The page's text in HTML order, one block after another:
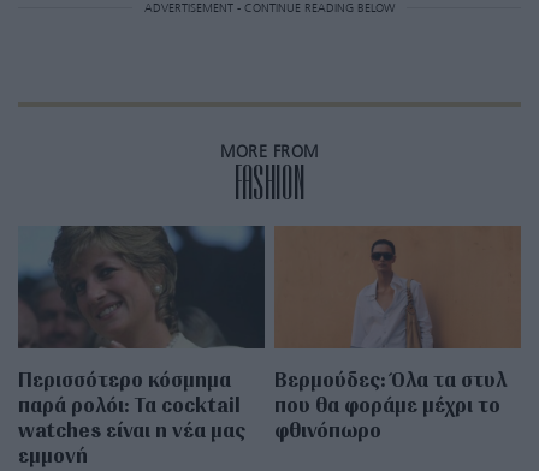
ADVERTISEMENT - CONTINUE READING BELOW
MORE FROM
FASHION
Περισσότερο κόσμημα
παρά ρολόι: Τα cocktail
watches είναι η νέα μας
εμμονή
Βερμούδες: Όλα τα στυλ
που θα φοράμε μέχρι το
φθινόπωρο